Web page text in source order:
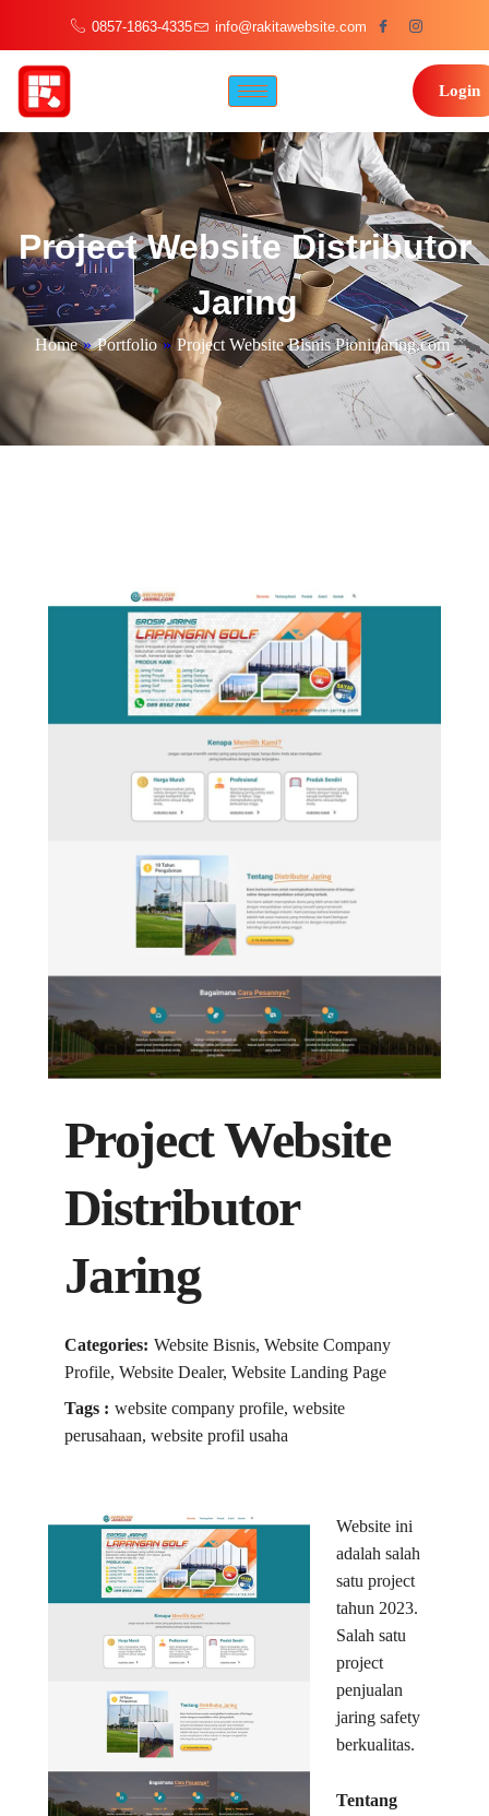
0857-1863-4335 info@rakitawebsite.com
Login
Project Website Distributor
Jaring
Home » Portfolio » Project Website Bisnis Pionirjaring.com
Project Website
Distributor
Jaring
Categories: Website Bisnis, Website Company
Profile, Website Dealer, Website Landing Page
Tags : website company profile, website
perusahaan, website profil usaha
Website ini
adalah salah
satu project
tahun 2023.
Salah satu
project
penjualan
jaring safety
berkualitas.
Tentang